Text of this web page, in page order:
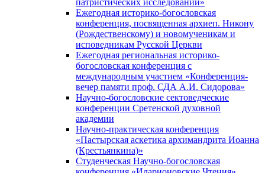
Ежегодная историко-богословская
конференция, посвященная архиеп. Никону
(Рождественскому) и новомученикам и
исповедникам Русской Церкви
Ежегодная региональная историко-
богословская конференция с
международным участием «Конференция-
вечер памяти проф. СДА А.И. Сидорова»
Научно-богословские сектоведческие
конференции Сретенской духовной
академии
Научно-практическая конференция
«Пастырская аскетика архимандрита Иоанна
(Крестьянкина)»
Студенческая Научно-богословская